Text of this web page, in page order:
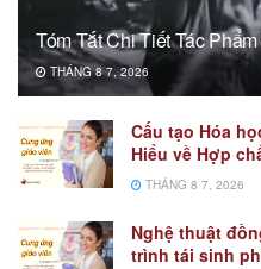
Tóm Tắt Chi Tiết Tác
THÁNG 8 7, 2026
Cấu tạo Hóa
Hiểu về Hợp
THÁNG 8 7, 2026
Nghệ thuật
trình tái sinh